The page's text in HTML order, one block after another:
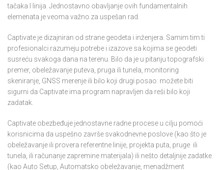
tačaka I linija. Jednostavno obavljanje ovih fundamentalnih
elemenata je veoma važno za uspešan rad.
Captivate je dizajniran od strane geodeta i inženjera. Samim tim ti
profesionalci razumeju potrebe i izazove sa kojima se geodeti
susreću svakoga dana na terenu. Bilo da je u pitanju topografski
premer, obeležavanje puteva, pruga ili tunela, monitoring
skeniranje, GNSS merenje ili bilo koji drugi posao: možete biti
sigurni da Captivate ima program napravljen da reši bilo koji
zadatak.
Captivate obezbeđuje jednostavne radne procese u cilju pomoći
korisnicima da uspešno završe svakodnevne poslove (kao što je
obeležavanje ili provera referentne linije, projekta puta, pruge ili
tunela, ili računanje zapremine materijala) ili nešto detaljnije zadatke
(kao Auto Setup, Automatsko obeležavanje, menadžment